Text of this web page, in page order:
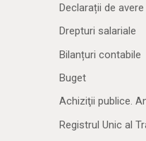
Declarații de
Drepturi salariale
Bilanțuri contabile
Buget
Achiziţii publice.
Registrul Unic al